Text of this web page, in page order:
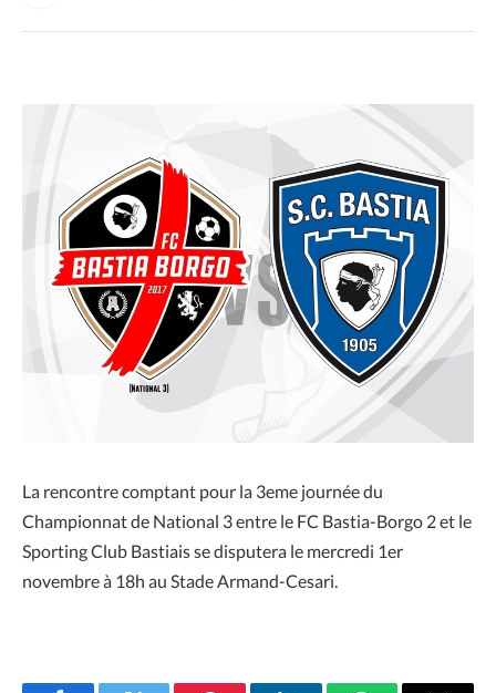
La rencontre comptant pour la 3eme journée du
Championnat de National 3 entre le FC Bastia-Borgo 2 et le
Sporting Club Bastiais se disputera le mercredi 1er
novembre à 18h au Stade Armand-Cesari.